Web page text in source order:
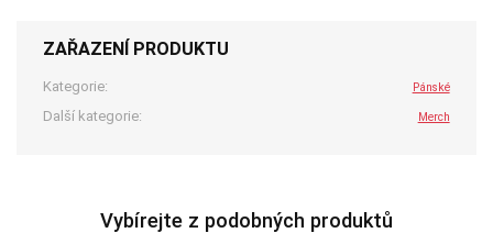
ZAŘAZENÍ PRODUKTU
Kategorie: Pánské
Další kategorie: Merch
Vybírejte z podobných produktů